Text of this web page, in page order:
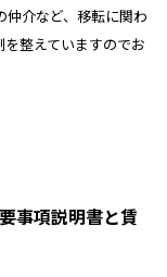
介など、移転に関わ
整えていますのでお
事項説明書と賃